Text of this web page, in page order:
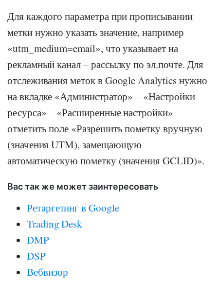
Для каждого параметра при прописывании
метки нужно указать значение, например
«utm_medium=email», что указывает на
рекламный канал – рассылку по эл.почте. Для
отслеживания меток в Google Analytics нужно
на вкладке «Администратор» – «Настройки
ресурса» – «Расширенные настройки»
отметить поле «Разрешить пометку вручную
(значения UTM), замещающую
автоматическую пометку (значения GCLID)».
Вас так же может заинтересовать
Ретаргетинг в Google
Trading Desk
DMP
DSP
Вебвизор